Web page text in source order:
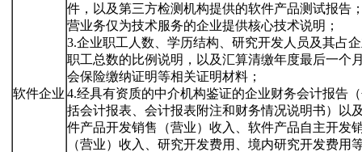
软件企业
件，以及第三方检测机构提供的软件产品测试报告
营业务仅为技术服务的企业提供核心技术说明；
3.企业职工人数、学历结构、研究开发人员及其占
职工总数的比例说明，以及汇算清缴年度最后一个
会保险缴纳证明等相关证明材料；
4.经具有资质的中介机构鉴证的企业财务会计报告
括会计报表、会计报表附注和财务情况说明书）以
件产品开发销售（营业）收入、软件产品自主开发
（营业）收入、研究开发费用、境内研究开发费用